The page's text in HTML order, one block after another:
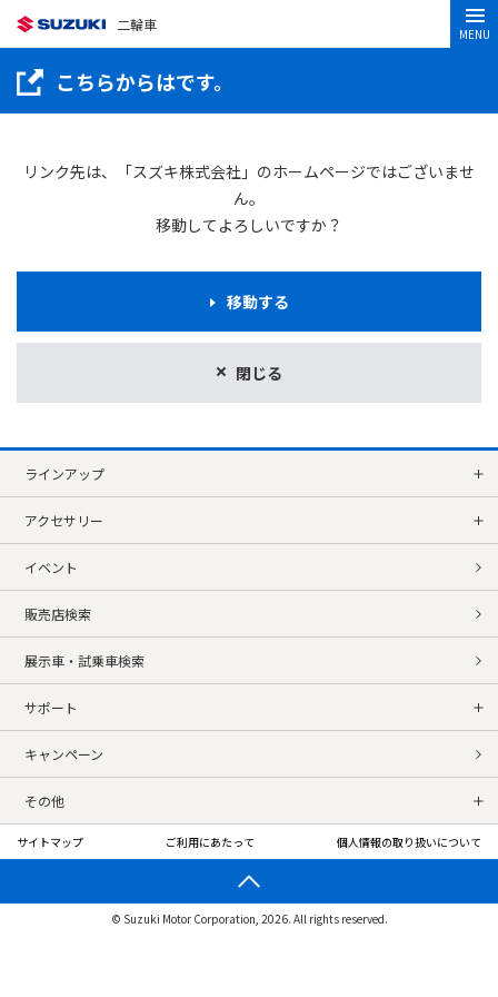
二輪車
MENU
こちらからはです。
リンク先は、「スズキ株式会社」のホームページではございませ
ん。
移動してよろしいですか？
閉じる
移動する
ラインアップ
アクセサリー
イベント
販売店検索
展示車・試乗車検索
サポート
キャンペーン
その他
サイトマップ ご利用にあたって 個人情報の取り扱いについて
© Suzuki Motor Corporation, 2026. All rights reserved.